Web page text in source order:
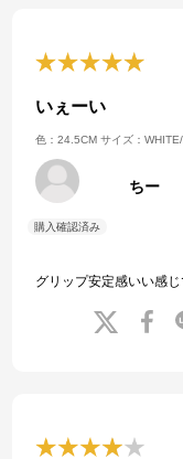
いぇーい
色：24.5CM サイズ：
ちー
グリップ安定感いい感